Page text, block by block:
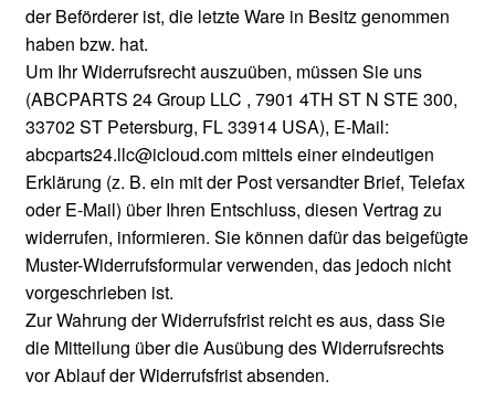
der Beförderer ist, die letzte Ware in Besitz genommen
haben bzw. hat.
Um Ihr Widerrufsrecht auszuüben, müssen Sie uns
(ABCPARTS 24 Group LLC , 7901 4TH ST N STE 300,
33702 ST Petersburg, FL 33914 USA), E-Mail:
abcparts24.llc@icloud.com mittels einer eindeutigen
Erklärung (z. B. ein mit der Post versandter Brief, Telefax
oder E-Mail) über Ihren Entschluss, diesen Vertrag zu
widerrufen, informieren. Sie können dafür das beigefügte
Muster-Widerrufsformular verwenden, das jedoch nicht
vorgeschrieben ist.
Zur Wahrung der Widerrufsfrist reicht es aus, dass Sie
die Mitteilung über die Ausübung des Widerrufsrechts
vor Ablauf der Widerrufsfrist absenden.